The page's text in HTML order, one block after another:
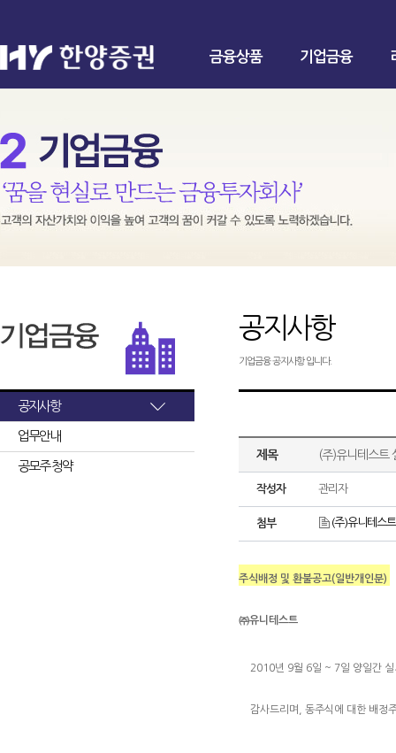
금융상품 기업금융
공지사항
업무안내
공모주 청약
공지사항
기업금융 공지사항 입니다.
제목 (주)유니테스트
작성자 관리자
첨부 (주)유니테스
주식배정 및 환불공고(일반개인분)
㈜유니테스트
2010년 9월 6일 ~ 7일 양일간
감사드리며, 동주식에 대한 배정